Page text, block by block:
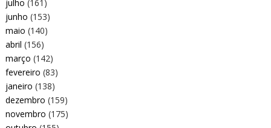
julho (161)
junho (153)
maio (140)
abril (156)
março (142)
fevereiro (83)
janeiro (138)
dezembro (159)
novembro (175)